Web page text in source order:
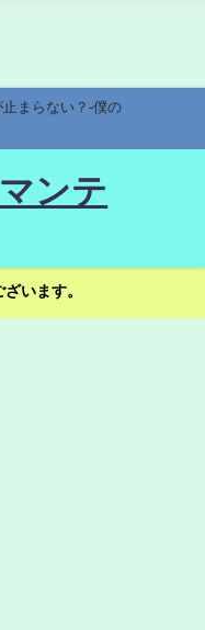
まらない？-僕の
ンテ
います。